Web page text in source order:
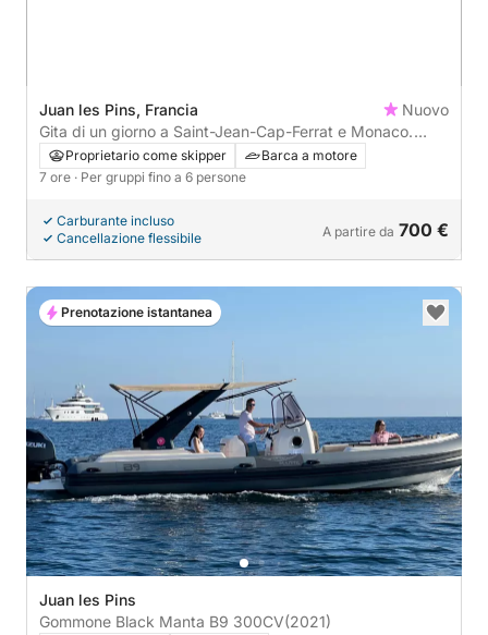
Juan les Pins, Francia
Nuovo
Gita di un giorno a Saint-Jean-Cap-Ferrat e Monaco.
Colazione e pranzo inclusi.
Proprietario come skipper
Barca a motore
7 ore · Per gruppi fino a 6 persone
Carburante incluso
Cancellazione flessibile
A partire da 700 €
Juan les Pins
Gommone Black Manta B9 300CV(2021)
Prenotazione istantanea